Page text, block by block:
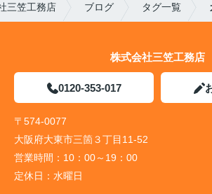
三笠工務店 ブログ タグ一覧
株式会社三笠工務店
0120-353-017
〒574-0077
大阪府大東市三箇３丁目11-52
営業時間： 10：00～19：00
定休日： 水曜日